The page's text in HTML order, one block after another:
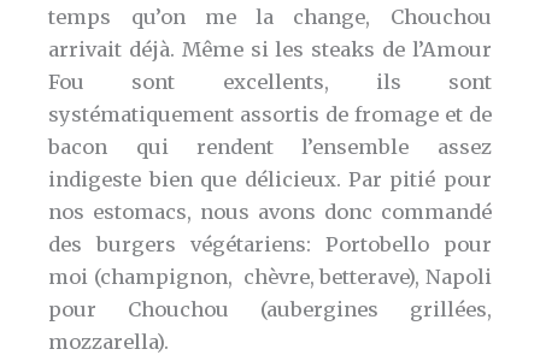
temps qu’on me la change, Chouchou
arrivait déjà. Même si les steaks de l’Amour
Fou sont excellents, ils sont
systématiquement assortis de fromage et de
bacon qui rendent l’ensemble assez
indigeste bien que délicieux. Par pitié pour
nos estomacs, nous avons donc commandé
des burgers végétariens: Portobello pour
moi (champignon, chèvre, betterave), Napoli
pour Chouchou (aubergines grillées,
mozzarella).